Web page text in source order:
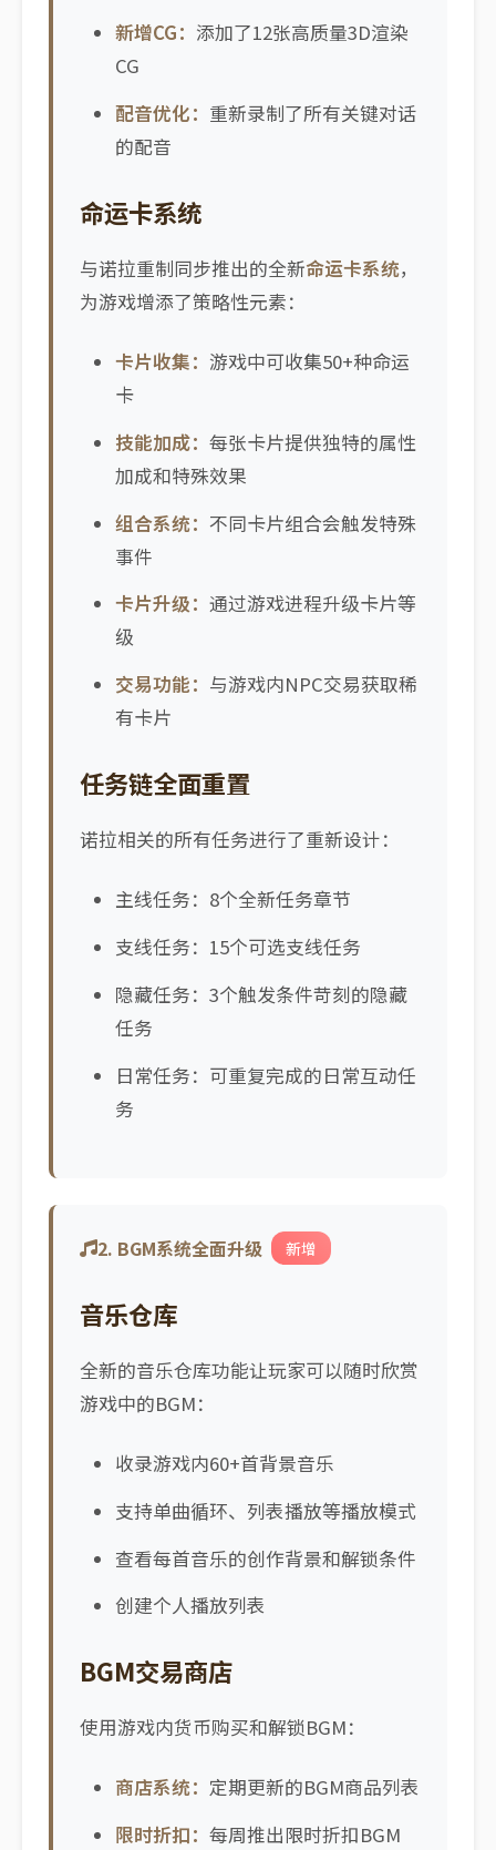
新增CG： 添加了12张高质量3D渲染
CG
配音优化： 重新录制了所有关键对话
的配音
命运卡系统
与诺拉重制同步推出的全新命运卡系统，
为游戏增添了策略性元素：
卡片收集： 游戏中可收集50+种命运
卡
技能加成： 每张卡片提供独特的属性
加成和特殊效果
组合系统： 不同卡片组合会触发特殊
事件
卡片升级： 通过游戏进程升级卡片等
级
交易功能： 与游戏内NPC交易获取稀
有卡片
任务链全面重置
诺拉相关的所有任务进行了重新设计：
主线任务：8个全新任务章节
支线任务：15个可选支线任务
隐藏任务：3个触发条件苛刻的隐藏
任务
日常任务：可重复完成的日常互动任
务
2. BGM系统全面升级 新增
音乐仓库
全新的音乐仓库功能让玩家可以随时欣赏
游戏中的BGM：
收录游戏内60+首背景音乐
支持单曲循环、列表播放等播放模式
查看每首音乐的创作背景和解锁条件
创建个人播放列表
BGM交易商店
使用游戏内货币购买和解锁BGM：
商店系统： 定期更新的BGM商品列表
限时折扣： 每周推出限时折扣BGM